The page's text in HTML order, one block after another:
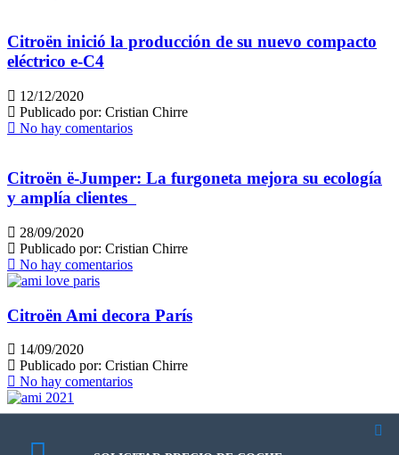
Citroën inició la producción de su nuevo compacto
eléctrico e-C4
12/12/2020
Publicado por: Cristian Chirre
No hay comentarios
Citroën ë-Jumper: La furgoneta mejora su ecología
y amplía clientes
28/09/2020
Publicado por: Cristian Chirre
No hay comentarios
Citroën Ami decora París
14/09/2020
Publicado por: Cristian Chirre
No hay comentarios